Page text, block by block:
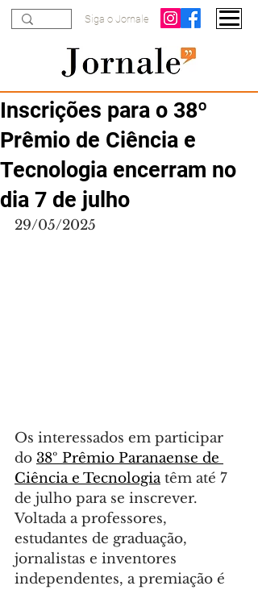
Siga o Jornale
Inscrições para o 38º
Prêmio de Ciência e
Tecnologia encerram no
dia 7 de julho
29/05/2025
Os interessados em participar
do 38º Prêmio Paranaense de
Ciência e Tecnologia têm até 7
de julho para se inscrever.
Voltada a professores,
estudantes de graduação,
jornalistas e inventores
independentes, a premiação é